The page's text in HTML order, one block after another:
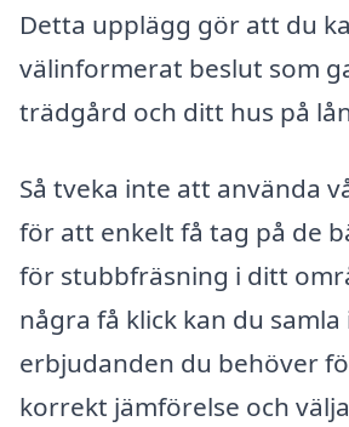
Detta upplägg gör att du
välinformerat beslut som
trädgård och ditt hus på
Så tveka inte att använda
för att enkelt få tag på de
för stubbfräsning i ditt
några få klick kan du samla
erbjudanden du behöver
korrekt jämförelse och